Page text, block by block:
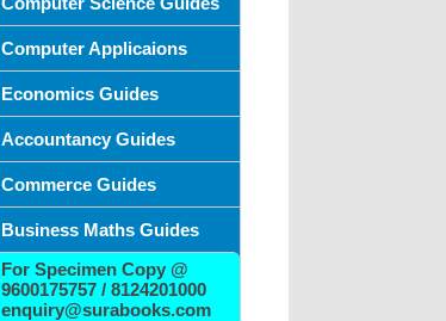
Computer Applicaions
Economics Guides
Accountancy Guides
Commerce Guides
Business Maths Guides
For Specimen Copy @
9600175757 / 8124201000
enquiry@surabooks.com